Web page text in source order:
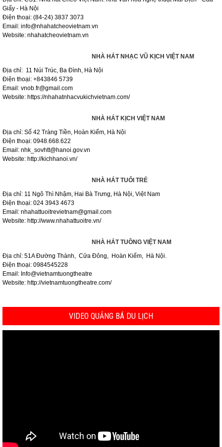
Giấy - Hà Nội
Điện thoại: (84-24) 3837 3073
Email: info@nhahatcheovietnam.vn
Website: nhahatcheovietnam.vn
NHÀ HÁT NHẠC VŨ KỊCH VIỆT NAM
Địa chỉ: 11 Núi Trúc, Ba Đình, Hà Nội
Điện thoại: +843846 5739
Email: vnob.fr@gmail.com
Website: https://nhahatnhacvukichvietnam.com/
NHÀ HÁT KỊCH VIỆT NAM
Địa chỉ: Số 42 Tràng Tiền, Hoàn Kiếm, Hà Nội
Điện thoại: 0948.668.622
Email: nhk_sovhtt@hanoi.gov.vn
Website: http://kichhanoi.vn/
NHÀ HÁT TUỔI TRẺ
Địa chỉ: 11 Ngô Thì Nhậm, Hai Bà Trưng, Hà Nội, Việt Nam
Điện thoại: 024 3943 4673
Email: nhahattuoitrevietnam@gmail.com
Website: http://www.nhahattuoitre.vn/
NHÀ HÁT TUỒNG VIỆT NAM
Địa chỉ: 51A Đường Thành, Cửa Đông, Hoàn Kiếm, Hà Nội.
Điện thoại: 0984545228
Email: Info@vietnamtuongtheatre
Website: http://vietnamtuongtheatre.com/
VIDEO QUẢNG BÁ DU LỊCH